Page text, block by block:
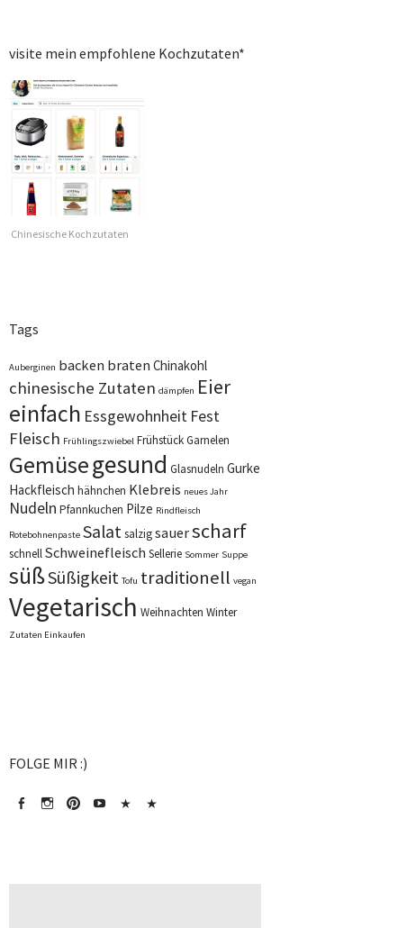
visite mein empfohlene Kochzutaten*
Chinesische Kochzutaten
Tags
Auberginen backen braten Chinakohl
chinesische Zutaten dämpfen Eier
einfach Essgewohnheit Fest
Fleisch Frühlingszwiebel FrühstückGarnelen
Gemüsegesund Glasnudeln Gurke
Hackfleisch hähnchen Klebreis neues Jahr
Nudeln Pfannkuchen Pilze Rindfleisch
Rotebohnenpaste Salat salzigsauerscharf
schnellSchweinefleisch Sellerie Sommer Suppe
süßSüßigkeit Tofu traditionell vegan
Vegetarisch Weihnachten Winter
Zutaten Einkaufen
FOLGE MIR :)